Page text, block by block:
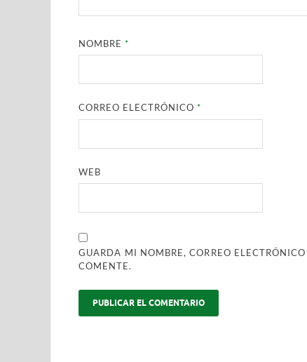
NOMBRE*
CORREO ELECTRÓNICO*
WEB
GUARDA MI NOMBRE, CORREO
COMENTE.